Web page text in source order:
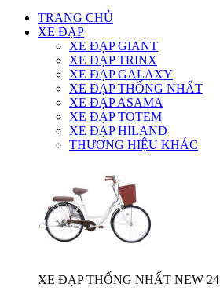
TRANG CHỦ
XE ĐẠP
XE ĐẠP GIANT
XE ĐẠP TRINX
XE ĐẠP GALAXY
XE ĐẠP THỐNG NHẤT
XE ĐẠP ASAMA
XE ĐẠP TOTEM
XE ĐẠP HILAND
THƯƠNG HIỆU KHÁC
XE ĐẠP THỐNG NHẤT NEW 24